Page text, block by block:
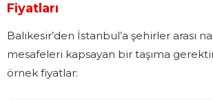
Fiyatları
Balıkesir’den İstanbul’a şehirler arası
mesafeleri kapsayan bir taşıma
örnek fiyatlar: